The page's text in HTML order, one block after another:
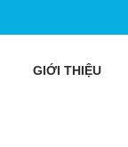
GIỚI THIỆU